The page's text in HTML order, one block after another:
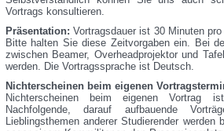
Vortrags konsultieren.
Präsentation: Vortragsdauer ist 30 Minuten
Bitte halten Sie diese Zeitvorgaben ein. Bei
zwischen Beamer, Overheadprojektor und
werden. Die Vortragssprache ist Deutsch.
Nichterscheinen beim eigenen
Nichterscheinen beim eigenen Vortrag
Nachfolgende, darauf aufbauende
Lieblingsthemen anderer Studierender